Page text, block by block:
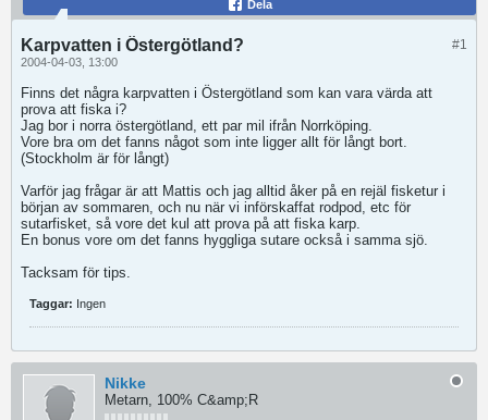
Dela
#1
Karpvatten i Östergötland?
2004-04-03, 13:00
Finns det några karpvatten i Östergötland som kan vara värda att
prova att fiska i?
Jag bor i norra östergötland, ett par mil ifrån Norrköping.
Vore bra om det fanns något som inte ligger allt för långt bort.
(Stockholm är för långt)
Varför jag frågar är att Mattis och jag alltid åker på en rejäl fisketur i
början av sommaren, och nu när vi införskaffat rodpod, etc för
sutarfisket, så vore det kul att prova på att fiska karp.
En bonus vore om det fanns hyggliga sutare också i samma sjö.
Tacksam för tips.
Taggar: Ingen
Nikke
Metarn, 100% C&amp;R